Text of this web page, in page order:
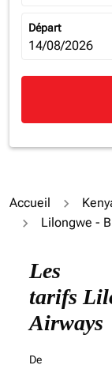
Départ
fc-booking-
14/08/2026
Accueil
Lilongwe -
Les
tarifs
Airways
De
Essayez de